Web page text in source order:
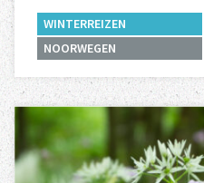
WINTERREIZEN
NOORWEGEN